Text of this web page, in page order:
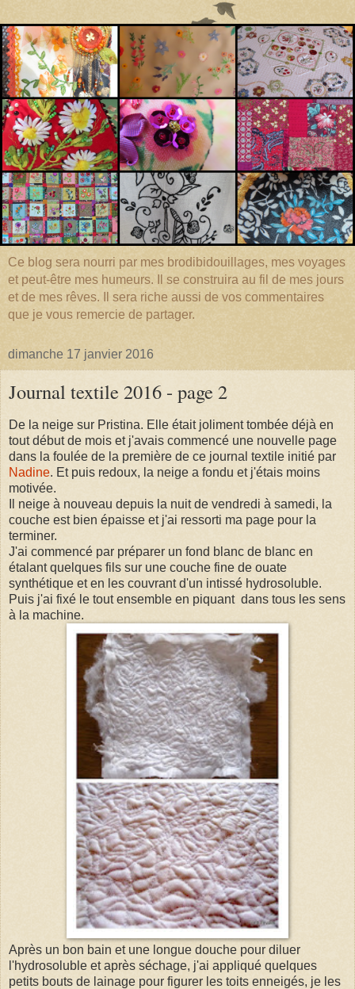
Ce blog sera nourri par mes brodibidouillages, mes voyages
et peut-être mes humeurs. Il se construira au fil de mes jours
et de mes rêves. Il sera riche aussi de vos commentaires
que je vous remercie de partager.
dimanche 17 janvier 2016
Journal textile 2016 - page 2
De la neige sur Pristina. Elle était joliment tombée déjà en
tout début de mois et j'avais commencé une nouvelle page
dans la foulée de la première de ce journal textile initié par
Nadine. Et puis redoux, la neige a fondu et j'étais moins
motivée.
Il neige à nouveau depuis la nuit de vendredi à samedi, la
couche est bien épaisse et j'ai ressorti ma page pour la
terminer.
J'ai commencé par préparer un fond blanc de blanc en
étalant quelques fils sur une couche fine de ouate
synthétique et en les couvrant d'un intissé hydrosoluble.
Puis j'ai fixé le tout ensemble en piquant dans tous les sens
à la machine.
Après un bon bain et une longue douche pour diluer
l'hydrosoluble et après séchage, j'ai appliqué quelques
petits bouts de lainage pour figurer les toits enneigés, je les